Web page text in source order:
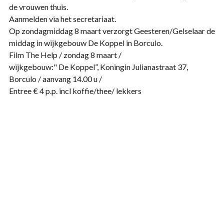
de vrouwen thuis.
Aanmelden via het secretariaat.
Op zondagmiddag 8 maart verzorgt Geesteren/Gelselaar de
middag in wijkgebouw De Koppel in Borculo.
Film The Help / zondag 8 maart /
wijkgebouw:" De Koppel”, Koningin Julianastraat 37,
Borculo / aanvang 14.00 u /
Entree € 4 p.p. incl koffie/thee/ lekkers